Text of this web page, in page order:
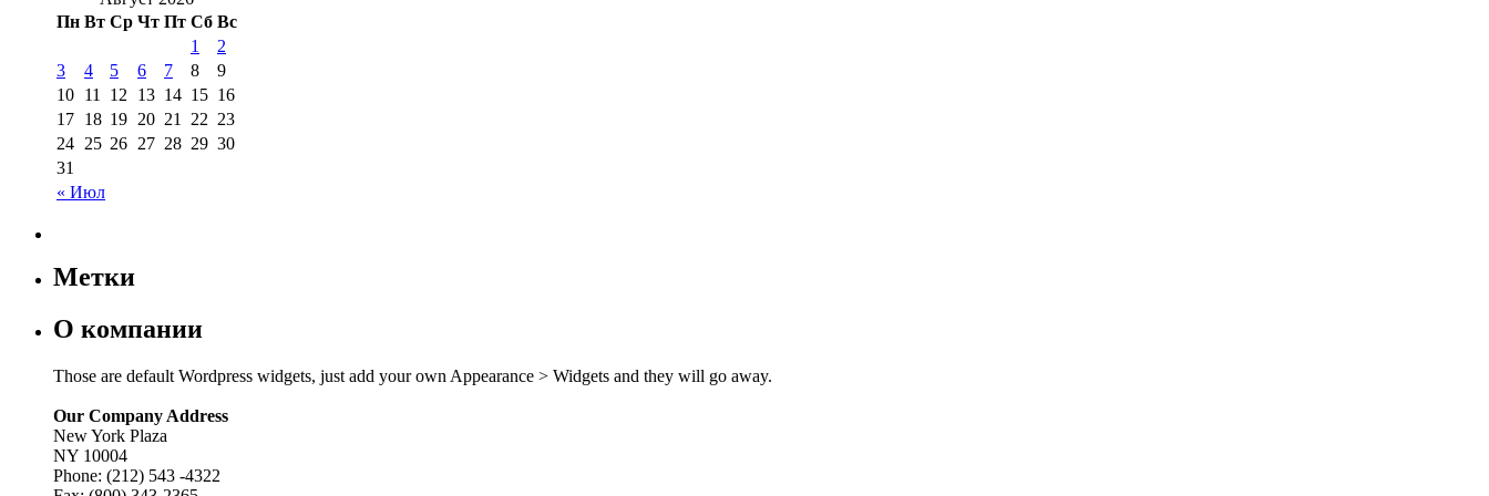
Пн Вт Ср Чт Пт Сб Вс
« Июл
1
2
3
4 5 6 7 8
9
10 11 12 13 14 15 16
17 18 19 20 21 22 23
24 25 26 27 28 29 30
31
Метки
О компании
Those are default Wordpress widgets, just add your own Appearance > Widgets and they will go away.
Our Company Address
New York Plaza
NY 10004
Phone: (212) 543 -4322